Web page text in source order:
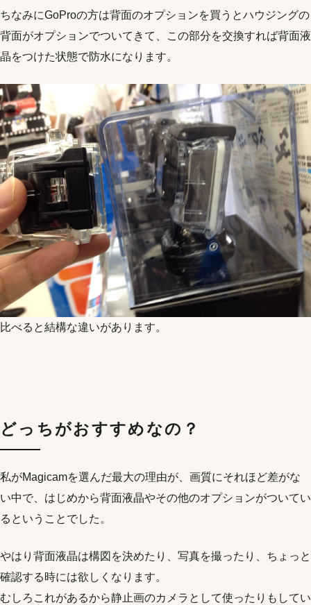
ちなみにGoProの方は背面のオプションを買うとハウジングの
背面がオプションでついてきて、この部分を交換すれば背面液
晶をつけた状態で防水になります。
比べると結構な違いがあります。
どっちがおすすめなの？
私がMagicamを選んだ最大の理由が、画質にそれほど差がな
い中で、はじめから背面液晶やその他のオプションがついてい
るということでした。
やはり背面液晶は構図を決めたり、写真を撮ったり、ちょっと
確認する時には欲しくなります。
むしろこれがあるから静止画のカメラとして使ったりもしてい